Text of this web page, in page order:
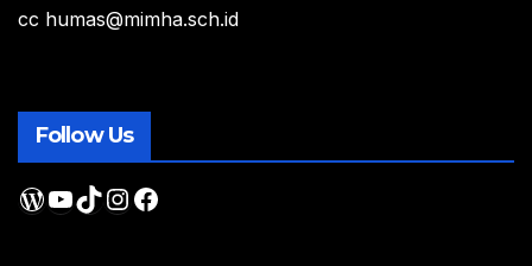
cc humas@mimha.sch.id
Follow Us
WordPress
YouTube
TikTok
Instagram
Facebook